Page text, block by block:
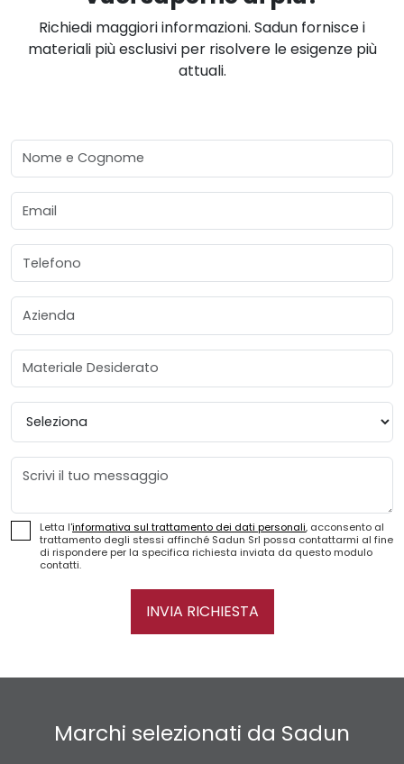
Richiedi maggiori informazioni. Sadun fornisce i
materiali più esclusivi per risolvere le esigenze più
attuali.
Nome e Cognome
Email
Telefono
Azienda
Materiale Desiderato
Provincia
Messaggio
Letta l'informativa sul trattamento dei dati personali, acconsento al
trattamento degli stessi affinché Sadun Srl possa contattarmi al fine
di rispondere per la specifica richiesta inviata da questo modulo
contatti.
INVIA RICHIESTA
Marchi selezionati da Sadun